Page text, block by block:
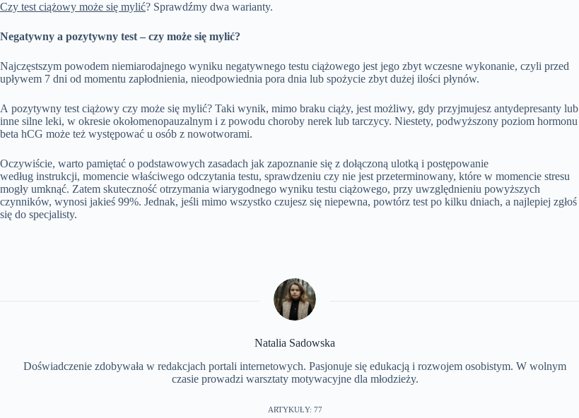
Czy test ciążowy może się mylić? Sprawdźmy dwa warianty.
Negatywny a pozytywny test – czy może się mylić?
Najczęstszym powodem niemiarodajnego wyniku negatywnego testu ciążowego jest jego zbyt wczesne wykonanie, czyli przed
upływem 7 dni od momentu zapłodnienia, nieodpowiednia pora dnia lub spożycie zbyt dużej ilości płynów.
A pozytywny test ciążowy czy może się mylić? Taki wynik, mimo braku ciąży, jest możliwy, gdy przyjmujesz antydepresanty lub
inne silne leki, w okresie okołomenopauzalnym i z powodu choroby nerek lub tarczycy. Niestety, podwyższony poziom hormonu
beta hCG może też występować u osób z nowotworami.
Oczywiście, warto pamiętać o podstawowych zasadach jak zapoznanie się z dołączoną ulotką i postępowanie
według instrukcji, momencie właściwego odczytania testu, sprawdzeniu czy nie jest przeterminowany, które w momencie stresu
mogły umknąć. Zatem skuteczność otrzymania wiarygodnego wyniku testu ciążowego, przy uwzględnieniu powyższych
czynników, wynosi jakieś 99%. Jednak, jeśli mimo wszystko czujesz się niepewna, powtórz test po kilku dniach, a najlepiej zgłoś
się do specjalisty.
Natalia Sadowska
Doświadczenie zdobywała w redakcjach portali internetowych. Pasjonuje się edukacją i rozwojem osobistym. W wolnym
czasie prowadzi warsztaty motywacyjne dla młodzieży.
ARTYKUŁY: 77